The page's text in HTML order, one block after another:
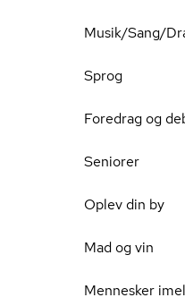
Musik/Sang/
Sprog
Foredrag og
Seniorer
Oplev din by
Mad og vin
Mennesker